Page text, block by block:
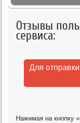
Отзывы
сервиса:
Для
Нажимая на кнопку